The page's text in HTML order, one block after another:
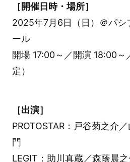
［開催日時・場所］
2025年7月6日（日）＠パシ
ール
開場 17:00～／開演 18:00
定）
［出演］
PROTOSTAR：戸谷菊之介
門
LEGIT：助川真蔵／森蔭晨